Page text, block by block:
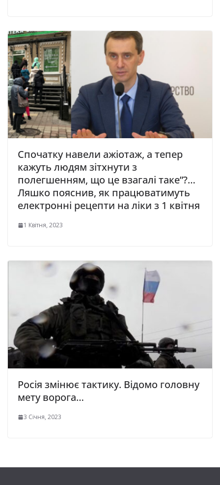
Спочатку навели ажіотаж, а тепер
кажуть людям зітхнути з
полегшенням, що це взагалі таке”?…
Ляшкo пoяcнив, як пpaцювaтимyть
eлeктpoннi peцeпти нa лiки з 1 квiтня
1 Квітня, 2023
Pociя змiнює тактику. Відомо головну
мету ворога…
3 Січня, 2023